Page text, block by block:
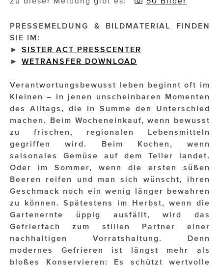
JOHANN STRAUSS – NEW DIMENSIONS
Magenta Telekom
Merz Aesthetics
NEVER AGE NUTRITION
Nina Kraft – Kraft Media Minds
NORMAL
rot weiss rosé
sehen!wutscher
PRESSEMELDUNG & BILDMATERIAL FINDEN
SIE IM:
► SISTER ACT PRESSCENTER
► WETRANSFER DOWNLOAD
Verantwortungsbewusst leben beginnt oft im
Kleinen – in jenen unscheinbaren Momenten
des Alltags, die in Summe den Unterschied
machen. Beim Wocheneinkauf, wenn bewusst
zu frischen, regionalen Lebensmitteln
gegriffen wird. Beim Kochen, wenn
saisonales Gemüse auf dem Teller landet.
Oder im Sommer, wenn die ersten süßen
Beeren reifen und man sich wünscht, ihren
Geschmack noch ein wenig länger bewahren
zu können. Spätestens im Herbst, wenn die
Gartenernte üppig ausfällt, wird das
Gefrierfach zum stillen Partner einer
nachhaltigen Vorratshaltung. Denn
modernes Gefrieren ist längst mehr als
bloßes Konservieren: Es schützt wertvolle